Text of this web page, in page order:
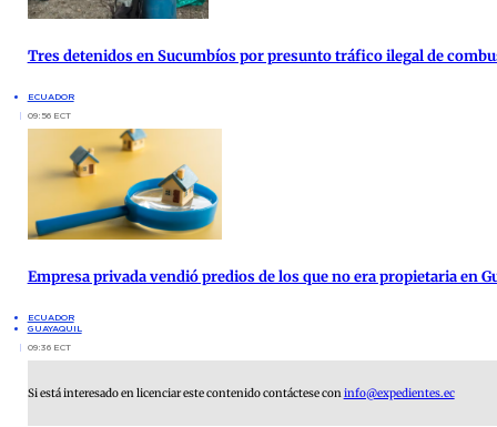
Tres detenidos en Sucumbíos por presunto tráfico ilegal de
ECUADOR
09:56 ECT
Empresa privada vendió predios de los que no era propietaria en
ECUADOR
GUAYAQUIL
09:36 ECT
Si está interesado en licenciar este contenido contáctese coninfo@expedientes.ec